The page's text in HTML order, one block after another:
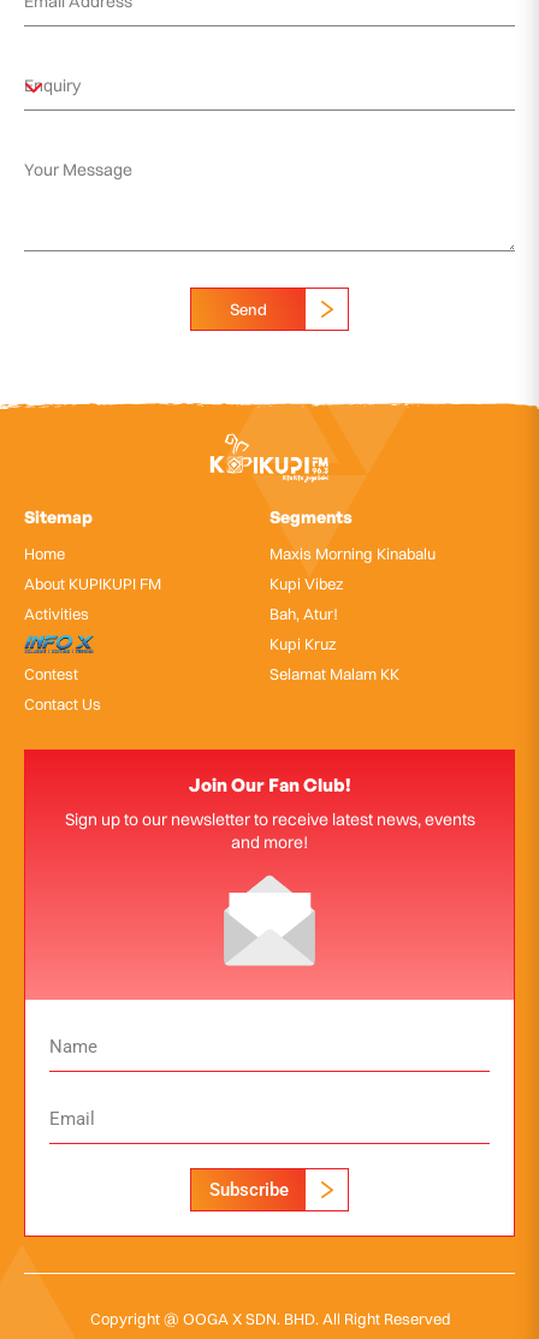
Send
Sitemap
Home
About KUPIKUPI FM
Activities
InfoX
Contest
Contact Us
Segments
Maxis Morning Kinabalu
Kupi Vibez
Bah, Atur!
Kupi Kruz
Selamat Malam KK
Join Our Fan Club!
Sign up to our newsletter to receive latest news, events
and more!
Subscribe
Copyright @ OOGA X SDN. BHD. All Right Reserved